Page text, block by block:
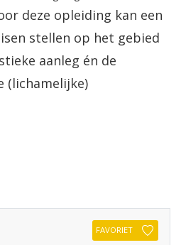
deze opleiding kan een
stellen op het gebied
aanleg én de
(lichamelijke)
FAVORIET